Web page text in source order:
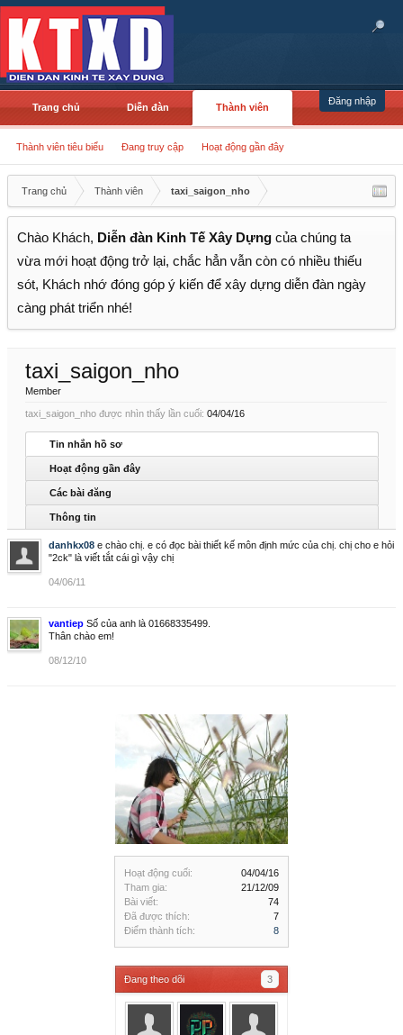
Đăng nhập
Trang chủ Diễn đàn Thành viên
Thành viên tiêu biểu Đang truy cập Hoạt động gần đây
Trang chủ Thành viên taxi_saigon_nho
Chào Khách, Diễn đàn Kinh Tế Xây Dựng của chúng ta
vừa mới hoạt động trở lại, chắc hẳn vẫn còn có nhiều thiếu
sót, Khách nhớ đóng góp ý kiến để xây dựng diễn đàn ngày
càng phát triển nhé!
Hoạt động cuối:
04/04/16
Tham gia:
21/12/09
Bài viết:
74
Đã được thích:
7
Điểm thành tích:
8
Đang theo dõi 3
taxi_saigon_nho
Member
taxi_saigon_nho được nhìn thấy lần cuối: 04/04/16
Tin nhắn hồ sơ
Hoạt động gần đây
Các bài đăng
Thông tin
danhkx08 e chào chị. e có đọc bài thiết kế môn định mức của chị. chị cho e hỏi
"2ck" là viết tắt cái gì vậy chị
04/06/11
vantiep Số của anh là 01668335499.
Thân chào em!
08/12/10